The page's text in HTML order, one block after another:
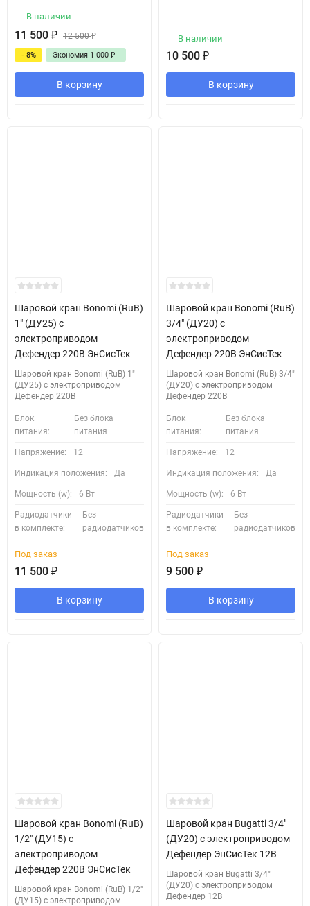
В наличии
11 500 ₽ 12 500₽
- 8% Экономия 1 000 ₽
В корзину
В наличии
10 500 ₽
В корзину
Шаровой кран Bonomi (RuB)
1" (ДУ25) с
электроприводом
Дефендер 220В ЭнСисТек
Шаровой кран Bonomi (RuB) 1"
(ДУ25) с электроприводом
Дефендер 220В
Блок
питания:
Без блока
питания
Напряжение: 12
Индикация положения: Да
Мощность (w): 6 Вт
Радиодатчики
в комплекте:
Без
радиодатчиков
Под заказ
11 500 ₽
В корзину
Шаровой кран Bonomi (RuB)
3/4" (ДУ20) с
электроприводом
Дефендер 220В ЭнСисТек
Шаровой кран Bonomi (RuB) 3/4"
(ДУ20) с электроприводом
Дефендер 220В
Блок
питания:
Без блока
питания
Напряжение: 12
Индикация положения: Да
Мощность (w): 6 Вт
Радиодатчики
в комплекте:
Без
радиодатчиков
Под заказ
9 500 ₽
В корзину
Шаровой кран Bonomi (RuB)
1/2" (ДУ15) с
электроприводом
Дефендер 220В ЭнСисТек
Шаровой кран Bonomi (RuB) 1/2"
(ДУ15) с электроприводом
Шаровой кран Bugatti 3/4"
(ДУ20) с электроприводом
Дефендер ЭнСисТек 12В
Шаровой кран Bugatti 3/4"
(ДУ20) с электроприводом
Дефендер 12В